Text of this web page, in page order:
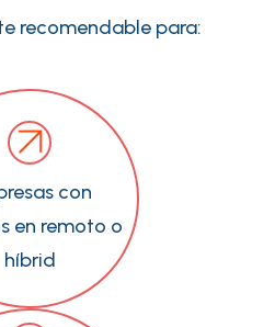
recomendable para:
con
en remoto o
híbrid